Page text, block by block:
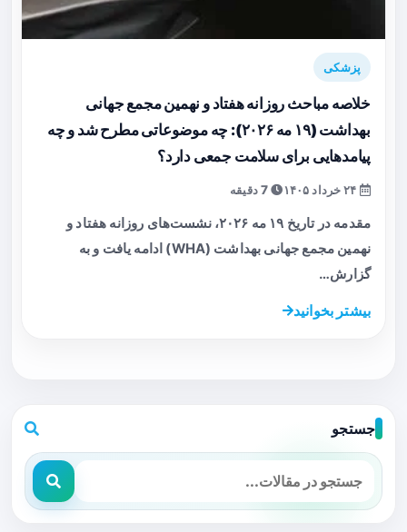
پزشکی
خلاصه مباحث روزانه هفتاد و نهمین مجمع جهانی
بهداشت (۱۹ مه ۲۰۲۶): چه موضوعاتی مطرح شد و چه
پیامدهایی برای سلامت جمعی دارد؟
7 دقیقه
مقدمه در تاریخ ۱۹ مه ۲۰۲۶، نشست‌های روزانه هفتاد و
نهمین مجمع جهانی بهداشت (WHA) ادامه یافت و به
گزارش…
بیشتر بخوانید
جستجو